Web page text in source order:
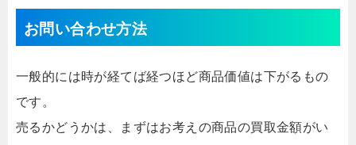
お問い合わせ方法
一般的には時が経てば経つほど商品価値は下がるもの
です。
売るかどうかは、まずはお考えの商品の買取金額がい